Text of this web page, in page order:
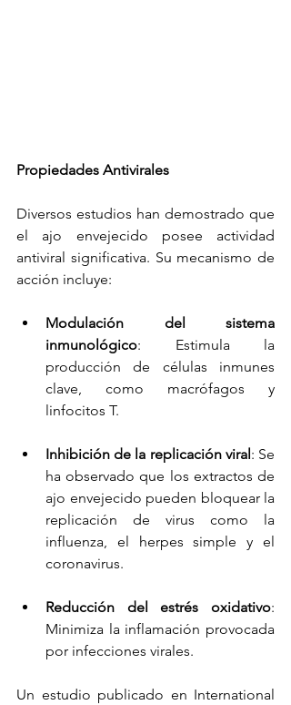
Propiedades Antivirales
Diversos estudios han demostrado que
el ajo envejecido posee actividad
antiviral significativa. Su mecanismo de
acción incluye:
Modulación del sistema
inmunológico: Estimula la
producción de células inmunes
clave, como macrófagos y
linfocitos T.
Inhibición de la replicación viral: Se
ha observado que los extractos de
ajo envejecido pueden bloquear la
replicación de virus como la
influenza, el herpes simple y el
coronavirus.
Reducción del estrés oxidativo:
Minimiza la inflamación provocada
por infecciones virales.